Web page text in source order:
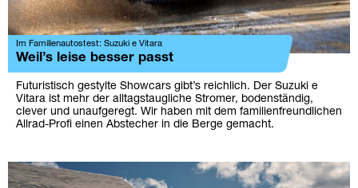
Im Familienautostest: Suzuki e Vitara
Weil’s leise besser passt
Futuristisch gestylte Showcars gibt’s reichlich. Der Suzuki e
Vitara ist mehr der alltagstaugliche Stromer, bodenständig,
clever und unaufgeregt. Wir haben mit dem familienfreundlichen
Allrad-Profi einen Abstecher in die Berge gemacht.